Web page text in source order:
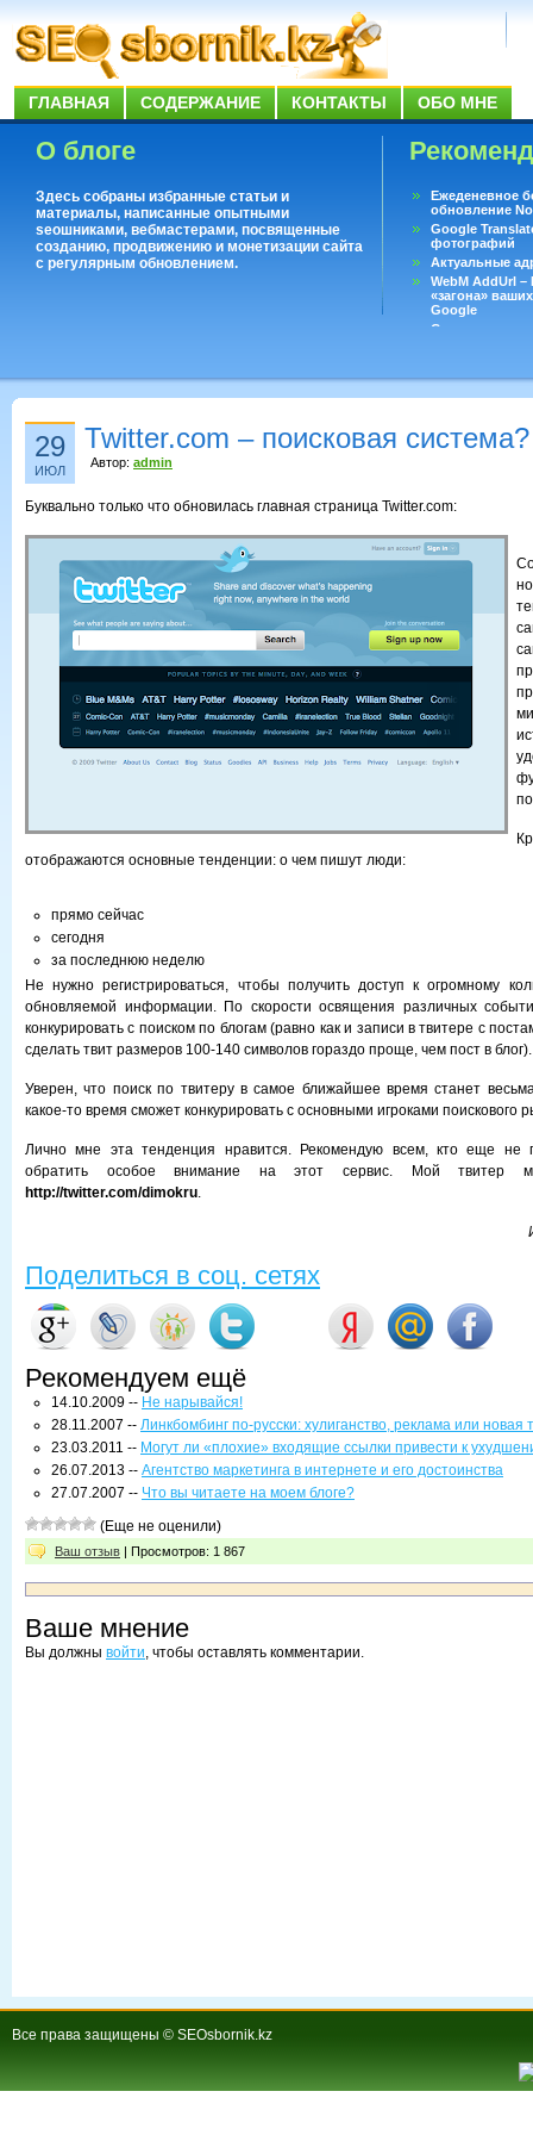
ГЛАВНАЯ СОДЕРЖАНИЕ КОНТАКТЫ ОБО МНЕ
О блоге
Здесь собраны избранные статьи и
материалы, написанные опытными
seoшниками, вебмастерами, посвященные
созданию, продвижению и монетизации сайта
с регулярным обновлением.
Ежеденевное
обновление
Google
фотографий
Актуальные
WebM AddUrl
«загона»
Google
Существует
29
ИЮЛ
Twitter.com – поисковая система?
Автор: admin
Буквально только что обновилась главная страница Twitter.com:
отображаются основные тенденции: о чем пишут люди:
прямо сейчас
сегодня
за последнюю неделю
Не нужно регистрироваться, чтобы получить доступ к огромному
обновляемой информации. По скорости освящения различных
конкурировать с поиском по блогам (равно как и записи в твитере с
сделать твит размеров 100-140 символов гораздо проще, чем пост в блог).
Уверен, что поиск по твитеру в самое ближайшее время станет
какое-то время сможет конкурировать с основными игроками поискового
Лично мне эта тенденция нравится. Рекомендую всем, кто еще не
обратить особое внимание на этот сервис. Мой твитер
http://twitter.com/dimokru.
Поделиться в соц. сетях
Рекомендуем ещё
14.10.2009 -- Не нарывайся!
28.11.2007 -- Линкбомбинг по-русски: хулиганство, реклама или новая
23.03.2011 -- Могут ли «плохие» входящие ссылки привести к
26.07.2013 -- Агентство маркетинга в интернете и его достоинства
27.07.2007 -- Что вы читаете на моем блоге?
(Еще не оценили)
Ваш отзыв | Просмотров: 1 867
Ваше мнение
Вы должны войти, чтобы оставлять комментарии.
Все права защищены © SEOsbornik.kz